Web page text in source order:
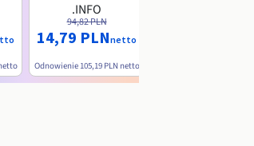
.INFO
94,82 PLN
14,79 PLNnetto
Odnowienie 105,19 PLN netto